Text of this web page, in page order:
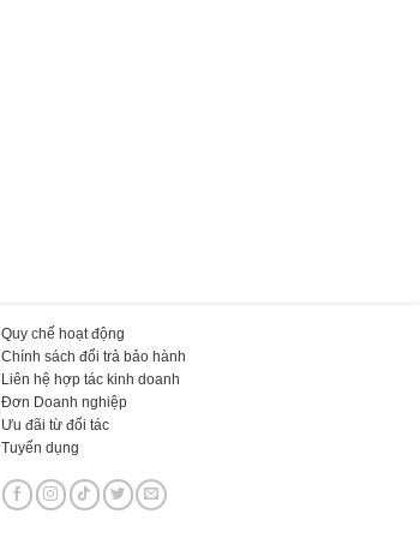
Quy chế hoạt động
Chính sách đổi trả bảo hành
Liên hệ hợp tác kinh doanh
Đơn Doanh nghiệp
Ưu đãi từ đối tác
Tuyển dụng